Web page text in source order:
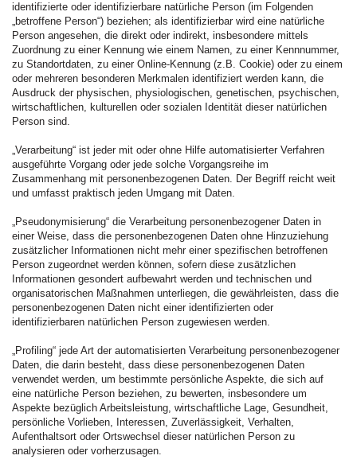
identifizierte oder identifizierbare natürliche Person (im Folgenden
„betroffene Person“) beziehen; als identifizierbar wird eine natürliche
Person angesehen, die direkt oder indirekt, insbesondere mittels
Zuordnung zu einer Kennung wie einem Namen, zu einer Kennnummer,
zu Standortdaten, zu einer Online-Kennung (z.B. Cookie) oder zu einem
oder mehreren besonderen Merkmalen identifiziert werden kann, die
Ausdruck der physischen, physiologischen, genetischen, psychischen,
wirtschaftlichen, kulturellen oder sozialen Identität dieser natürlichen
Person sind.
„Verarbeitung“ ist jeder mit oder ohne Hilfe automatisierter Verfahren
ausgeführte Vorgang oder jede solche Vorgangsreihe im
Zusammenhang mit personenbezogenen Daten. Der Begriff reicht weit
und umfasst praktisch jeden Umgang mit Daten.
„Pseudonymisierung“ die Verarbeitung personenbezogener Daten in
einer Weise, dass die personenbezogenen Daten ohne Hinzuziehung
zusätzlicher Informationen nicht mehr einer spezifischen betroffenen
Person zugeordnet werden können, sofern diese zusätzlichen
Informationen gesondert aufbewahrt werden und technischen und
organisatorischen Maßnahmen unterliegen, die gewährleisten, dass die
personenbezogenen Daten nicht einer identifizierten oder
identifizierbaren natürlichen Person zugewiesen werden.
„Profiling“ jede Art der automatisierten Verarbeitung personenbezogener
Daten, die darin besteht, dass diese personenbezogenen Daten
verwendet werden, um bestimmte persönliche Aspekte, die sich auf
eine natürliche Person beziehen, zu bewerten, insbesondere um
Aspekte bezüglich Arbeitsleistung, wirtschaftliche Lage, Gesundheit,
persönliche Vorlieben, Interessen, Zuverlässigkeit, Verhalten,
Aufenthaltsort oder Ortswechsel dieser natürlichen Person zu
analysieren oder vorherzusagen.